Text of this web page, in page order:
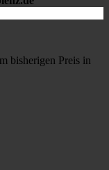
bisherigen Preis in